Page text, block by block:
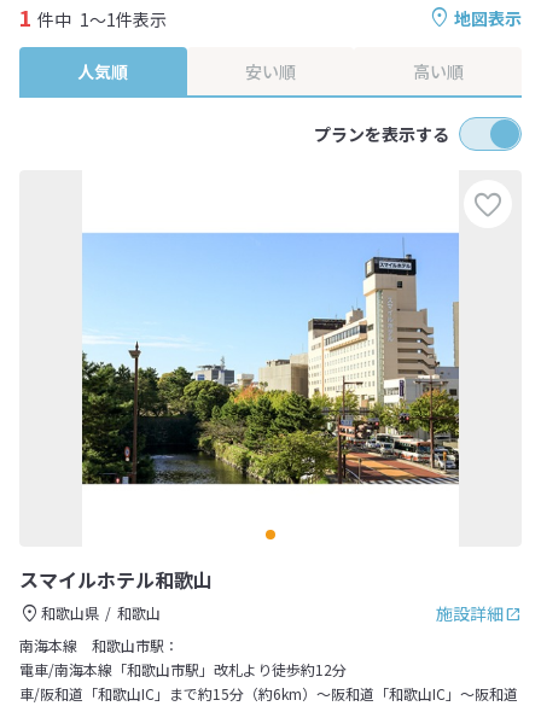
地図表示
1 件中 1～1件表示
人気順 安い順 高い順
プランを表示する
スマイルホテル和歌山
施設詳細
和歌山県
和歌山
南海本線 和歌山市駅：
電車/南海本線「和歌山市駅」改札より徒歩約12分
車/阪和道「和歌山IC」まで約15分（約6km）～阪和道「和歌山IC」～阪和道